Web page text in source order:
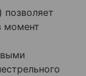
момент